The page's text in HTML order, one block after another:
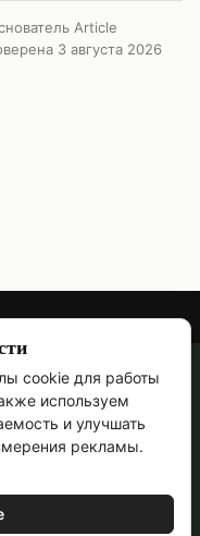
Article
3 августа 2026
09:00–18:00
cookie для работы
используем
и улучшать
рекламы.